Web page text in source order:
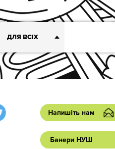
ДЛЯ ВСІХ
Напишіть нам
Банери НУШ